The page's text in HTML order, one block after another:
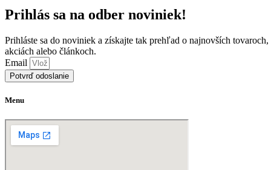
Prihlás sa na odber noviniek!
Prihláste sa do noviniek a získajte tak prehľad o najnovších tovaroch,
akciách alebo článkoch.
Email
Potvrď odoslanie
Menu